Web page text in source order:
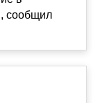
сообщил